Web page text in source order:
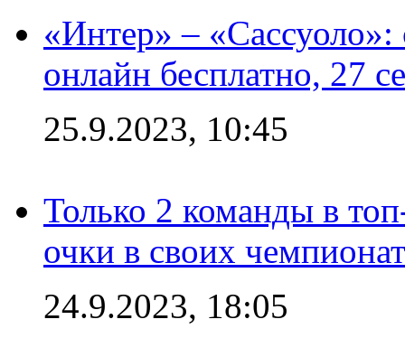
«Интер» –
онлайн бесплатно, 27
25.9.2023, 10:45
Только 2 команды в
очки в своих
24.9.2023, 18:05